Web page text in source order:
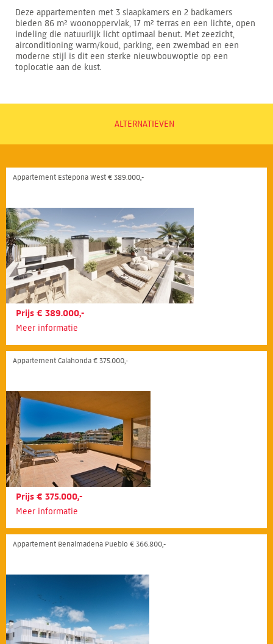
Deze appartementen met 3 slaapkamers en 2 badkamers
bieden 86 m² woonoppervlak, 17 m² terras en een lichte, open
indeling die natuurlijk licht optimaal benut. Met zeezicht,
airconditioning warm/koud, parking, een zwembad en een
moderne stijl is dit een sterke nieuwbouwoptie op een
toplocatie aan de kust.
ALTERNATIEVEN
Appartement Estepona West € 389.000,-
Prijs € 389.000,-
Meer informatie
Appartement Calahonda € 375.000,-
Prijs € 375.000,-
Meer informatie
Appartement Benalmadena Pueblo € 366.800,-